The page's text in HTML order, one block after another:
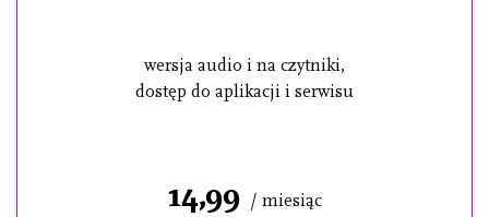
wersja audio i na czytniki,
dostęp do aplikacji i serwisu
14,99 / miesiąc